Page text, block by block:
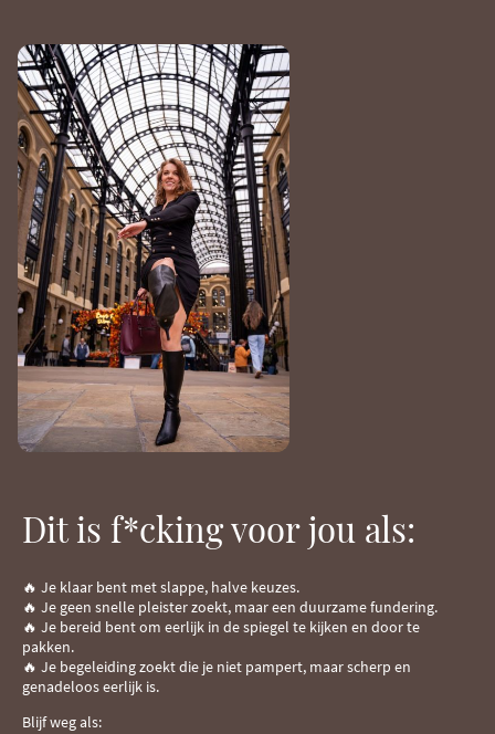
Dit is f*cking voor jou als:
🔥 Je klaar bent met slappe, halve keuzes.
🔥 Je geen snelle pleister zoekt, maar een duurzame fundering.
🔥 Je bereid bent om eerlijk in de spiegel te kijken en door te
pakken.
🔥 Je begeleiding zoekt die je niet pampert, maar scherp en
genadeloos eerlijk is.
Blijf weg als: